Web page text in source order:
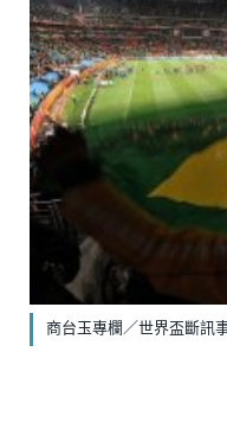
商台玉專欄／世界盃斷訊